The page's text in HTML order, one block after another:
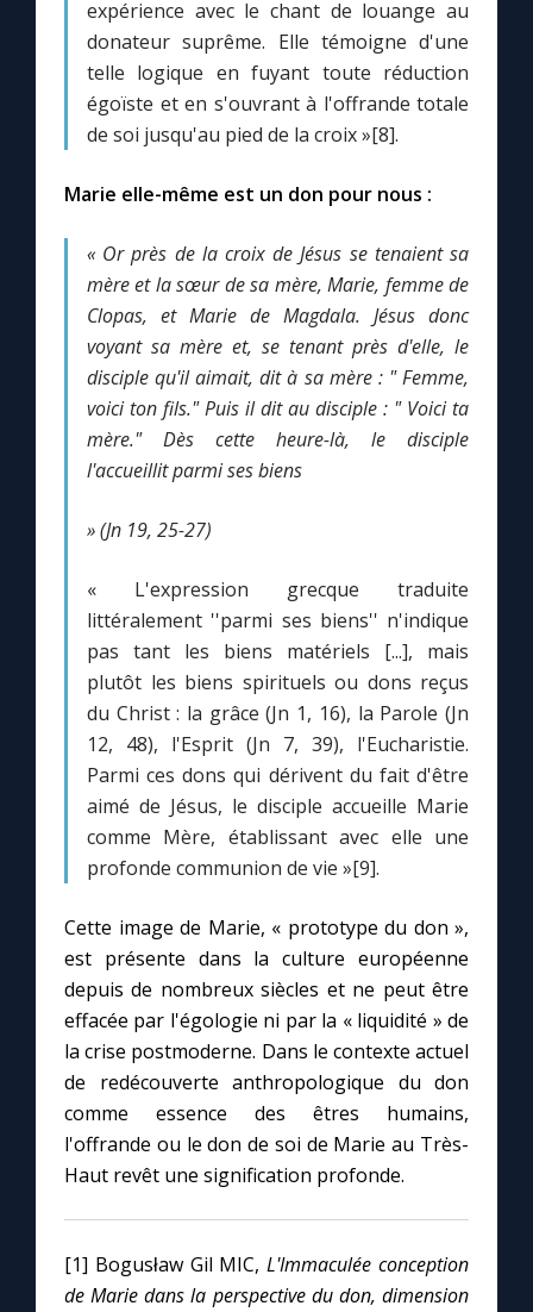
expérience avec le chant de louange au
donateur suprême. Elle témoigne d'une
telle logique en fuyant toute réduction
égoïste et en s'ouvrant à l'offrande totale
de soi jusqu'au pied de la croix »[8].
Marie elle-même est un don pour nous :
« Or près de la croix de Jésus se tenaient sa
mère et la sœur de sa mère, Marie, femme de
Clopas, et Marie de Magdala. Jésus donc
voyant sa mère et, se tenant près d'elle, le
disciple qu'il aimait, dit à sa mère : " Femme,
voici ton fils." Puis il dit au disciple : " Voici ta
mère." Dès cette heure-là, le disciple
l'accueillit parmi ses biens
» (Jn 19, 25-27)
« L'expression grecque traduite
littéralement ''parmi ses biens'' n'indique
pas tant les biens matériels [...], mais
plutôt les biens spirituels ou dons reçus
du Christ : la grâce (Jn 1, 16), la Parole (Jn
12, 48), l'Esprit (Jn 7, 39), l'Eucharistie.
Parmi ces dons qui dérivent du fait d'être
aimé de Jésus, le disciple accueille Marie
comme Mère, établissant avec elle une
profonde communion de vie »[9].
Cette image de Marie, « prototype du don »,
est présente dans la culture européenne
depuis de nombreux siècles et ne peut être
effacée par l'égologie ni par la « liquidité » de
la crise postmoderne. Dans le contexte actuel
de redécouverte anthropologique du don
comme essence des êtres humains,
l'offrande ou le don de soi de Marie au Très-
Haut revêt une signification profonde.
[1] Bogusław Gil MIC,L'Immaculée conception
de Marie dans la perspective du don, dimension